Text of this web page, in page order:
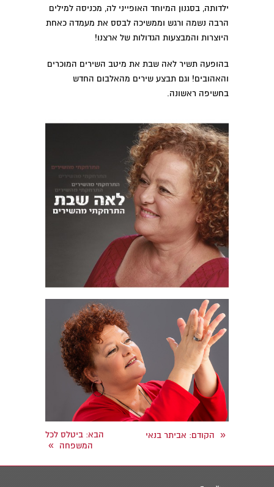
ילדותה, בסגנון המיוחד האופייני לה, מכניסה למילים
הרבה נשמה ורגש וממשיכה לבסס את מעמדה כאחת
היוצרות והמבצעות הגדולות של ארצנו!
בהופעה תשיר לאה שבת את מיטב השירים המוכרים
והאהובים! וגם תבצע שירים מהאלבום החדש
בחשיפה ראשונה.
« הקודם: אביתר בנאי הבא: ביטלס לכל
המשפחה »